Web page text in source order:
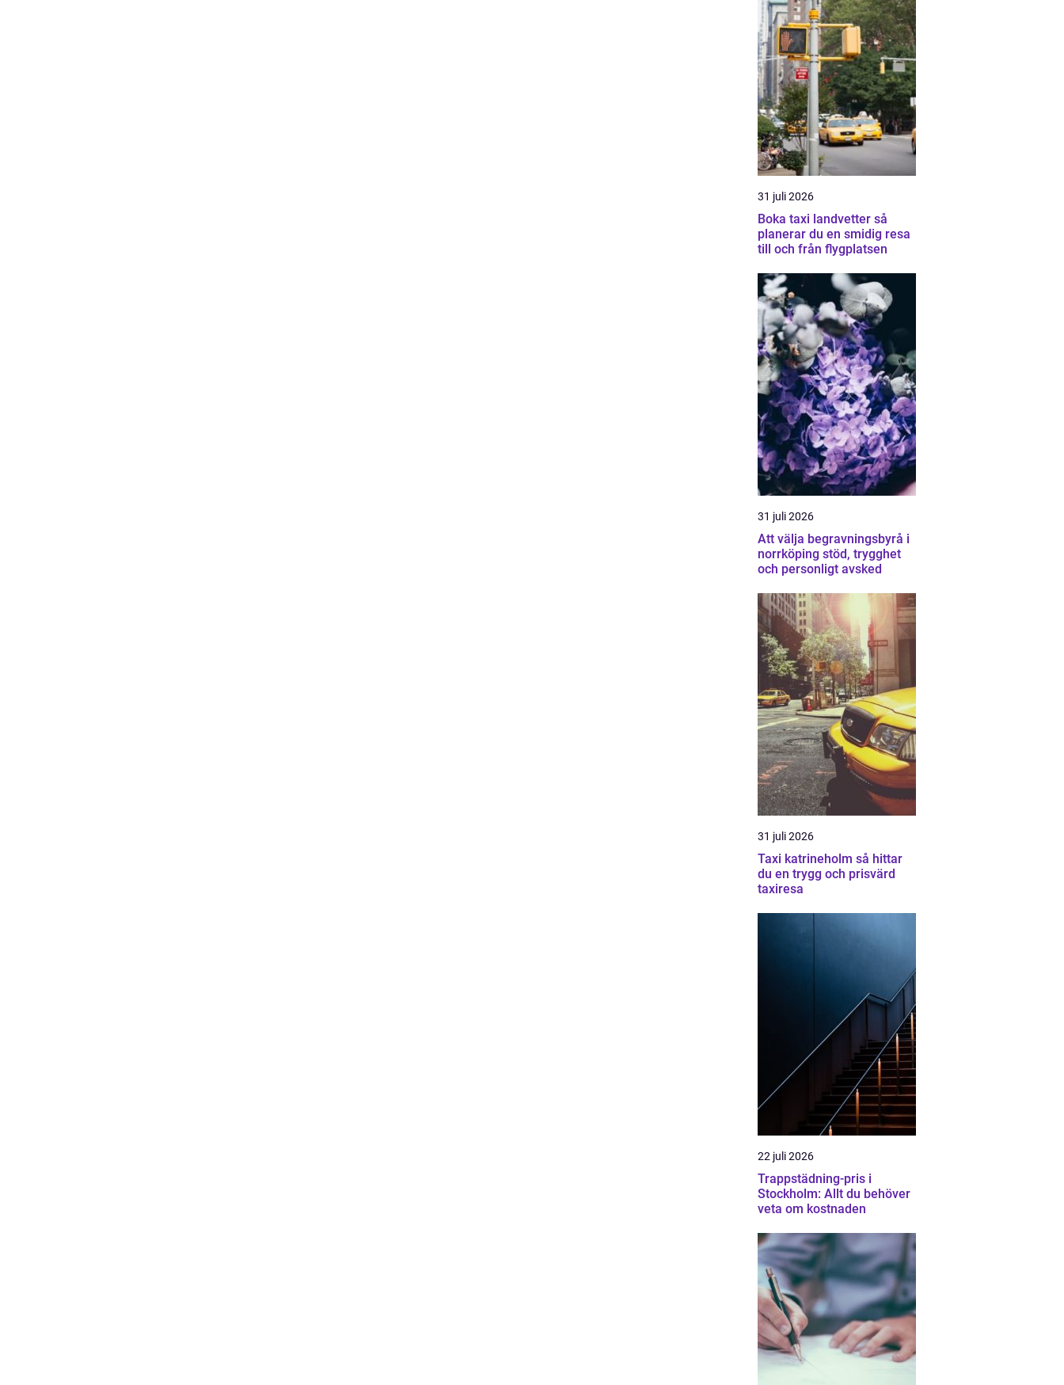
31 juli 2026
Boka taxi landvetter så
planerar du en smidig resa
till och från flygplatsen
31 juli 2026
Att välja begravningsbyrå i
norrköping stöd, trygghet
och personligt avsked
31 juli 2026
Taxi katrineholm så hittar
du en trygg och prisvärd
taxiresa
22 juli 2026
Trappstädning-pris i
Stockholm: Allt du behöver
veta om kostnaden